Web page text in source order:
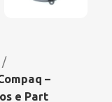
–
e Part